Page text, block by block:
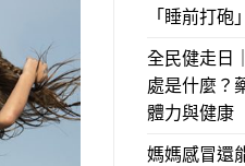
「睡前打砲
全民健走日
處是什麼？
體力與健康
媽媽感冒還